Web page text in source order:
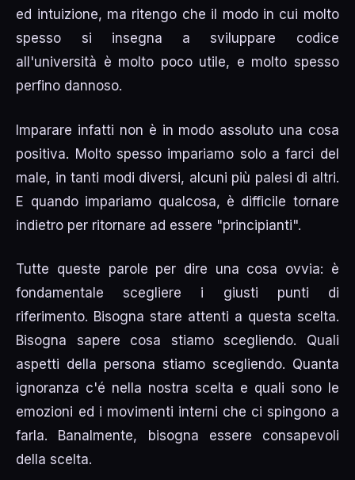
ed intuizione, ma ritengo che il modo in cui molto
spesso si insegna a sviluppare codice
all'università è molto poco utile, e molto spesso
perfino dannoso.
Imparare infatti non è in modo assoluto una cosa
positiva. Molto spesso impariamo solo a farci del
male, in tanti modi diversi, alcuni più palesi di altri.
E quando impariamo qualcosa, è difficile tornare
indietro per ritornare ad essere "principianti".
Tutte queste parole per dire una cosa ovvia: è
fondamentale scegliere i giusti punti di
riferimento. Bisogna stare attenti a questa scelta.
Bisogna sapere cosa stiamo scegliendo. Quali
aspetti della persona stiamo scegliendo. Quanta
ignoranza c'é nella nostra scelta e quali sono le
emozioni ed i movimenti interni che ci spingono a
farla. Banalmente, bisogna essere consapevoli
della scelta.